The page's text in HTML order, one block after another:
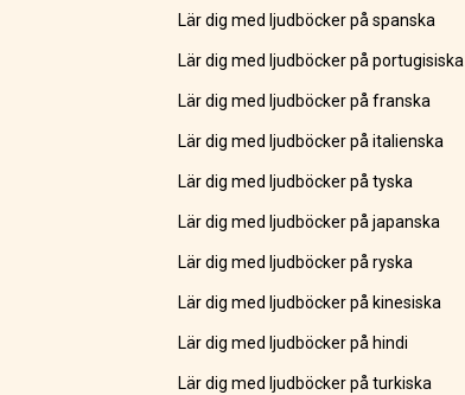
Lär dig med ljudböcker på spanska
Lär dig med ljudböcker på portugisiska
Lär dig med ljudböcker på franska
Lär dig med ljudböcker på italienska
Lär dig med ljudböcker på tyska
Lär dig med ljudböcker på japanska
Lär dig med ljudböcker på ryska
Lär dig med ljudböcker på kinesiska
Lär dig med ljudböcker på hindi
Lär dig med ljudböcker på turkiska